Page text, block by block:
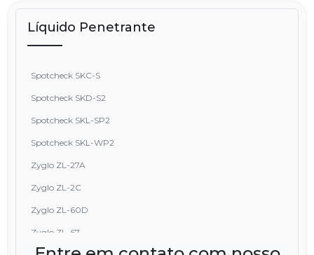
Líquido Penetrante
Spotcheck SKC-S
Spotcheck SKD-S2
Spotcheck SKL-SP2
Spotcheck SKL-WP2
Zyglo ZL-27A
Zyglo ZL-2C
Zyglo ZL-60D
Zyglo ZL-67